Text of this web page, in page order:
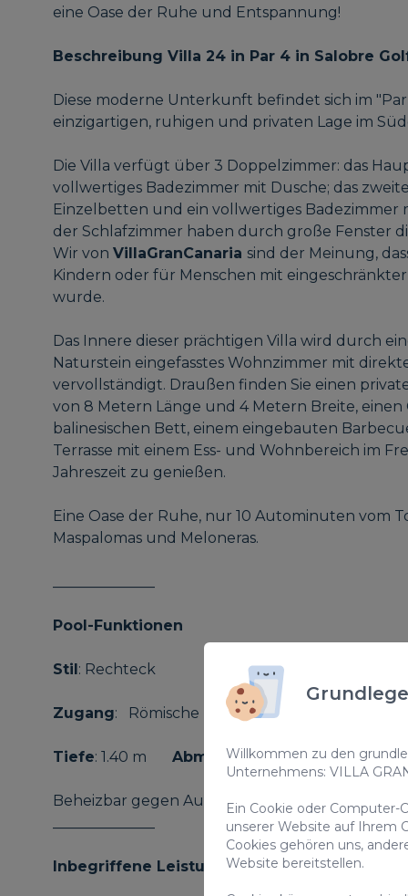
eine Oase der Ruhe und Entspannung!
Beschreibung Villa 24 in Par 4 in Salobre
Diese moderne Unterkunft befindet sich im
einzigartigen, ruhigen und privaten Lage im
Die Villa verfügt über 3 Doppelzimmer: das
vollwertiges Badezimmer mit Dusche; das
Einzelbetten und ein vollwertiges
der Schlafzimmer haben durch große Fenster
Wir von VillaGranCanaria sind der Meinung,
Kindern oder für Menschen mit
wurde.
Das Innere dieser prächtigen Villa wird durch
Naturstein eingefasstes Wohnzimmer mit
vervollständigt. Draußen finden Sie einen
von 8 Metern Länge und 4 Metern Breite,
balinesischen Bett, einem eingebauten
Terrasse mit einem Ess- und Wohnbereich im
Jahreszeit zu genießen.
Eine Oase der Ruhe, nur 10 Autominuten vom
Maspalomas und Meloneras.
Pool-Funktionen
Stil: Rechteck
Zugang: Römische Treppe und Leiter aus
Tiefe: 1.40 m Abmessungen: 8 m x 4 m
Beheizbar gegen Aufpreis
Inbegriffene Leistungen
Willkommen zu den
Unternehmens: VILLA
Ein Cookie oder Computer-
unserer Website auf Ihrem
Cookies gehören uns,
Website bereitstellen.